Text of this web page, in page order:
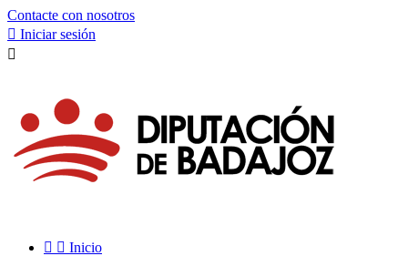
Contacte con nosotros
 Iniciar sesión

  Inicio